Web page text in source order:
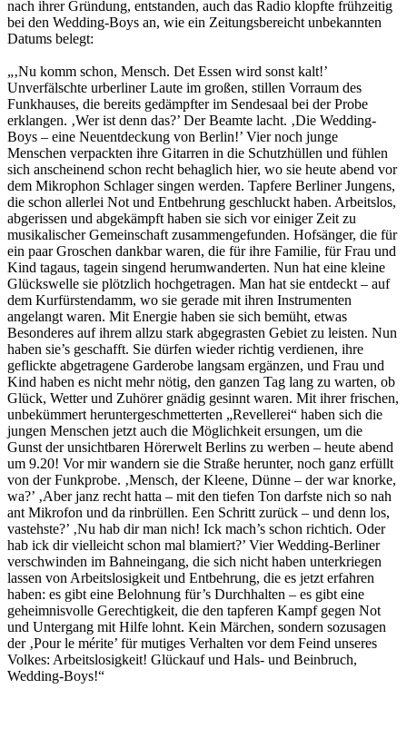
nach ihrer Gründung, entstanden, auch das Radio klopfte frühzeitig
bei den Wedding-Boys an, wie ein Zeitungsbereicht unbekannten
Datums belegt:
„‚Nu komm schon, Mensch. Det Essen wird sonst kalt!’
Unverfälschte urberliner Laute im großen, stillen Vorraum des
Funkhauses, die bereits gedämpfter im Sendesaal bei der Probe
erklangen. ‚Wer ist denn das?’ Der Beamte lacht. ‚Die Wedding-
Boys – eine Neuentdeckung von Berlin!’ Vier noch junge
Menschen verpackten ihre Gitarren in die Schutzhüllen und fühlen
sich anscheinend schon recht behaglich hier, wo sie heute abend vor
dem Mikrophon Schlager singen werden. Tapfere Berliner Jungens,
die schon allerlei Not und Entbehrung geschluckt haben. Arbeitslos,
abgerissen und abgekämpft haben sie sich vor einiger Zeit zu
musikalischer Gemeinschaft zusammengefunden. Hofsänger, die für
ein paar Groschen dankbar waren, die für ihre Familie, für Frau und
Kind tagaus, tagein singend herumwanderten. Nun hat eine kleine
Glückswelle sie plötzlich hochgetragen. Man hat sie entdeckt – auf
dem Kurfürstendamm, wo sie gerade mit ihren Instrumenten
angelangt waren. Mit Energie haben sie sich bemüht, etwas
Besonderes auf ihrem allzu stark abgegrasten Gebiet zu leisten. Nun
haben sie’s geschafft. Sie dürfen wieder richtig verdienen, ihre
geflickte abgetragene Garderobe langsam ergänzen, und Frau und
Kind haben es nicht mehr nötig, den ganzen Tag lang zu warten, ob
Glück, Wetter und Zuhörer gnädig gesinnt waren. Mit ihrer frischen,
unbekümmert heruntergeschmetterten „Revellerei“ haben sich die
jungen Menschen jetzt auch die Möglichkeit ersungen, um die
Gunst der unsichtbaren Hörerwelt Berlins zu werben – heute abend
um 9.20! Vor mir wandern sie die Straße herunter, noch ganz erfüllt
von der Funkprobe. ‚Mensch, der Kleene, Dünne – der war knorke,
wa?’ ‚Aber janz recht hatta – mit den tiefen Ton darfste nich so nah
ant Mikrofon und da rinbrüllen. Een Schritt zurück – und denn los,
vastehste?’ ‚Nu hab dir man nich! Ick mach’s schon richtich. Oder
hab ick dir vielleicht schon mal blamiert?’ Vier Wedding-Berliner
verschwinden im Bahneingang, die sich nicht haben unterkriegen
lassen von Arbeitslosigkeit und Entbehrung, die es jetzt erfahren
haben: es gibt eine Belohnung für’s Durchhalten – es gibt eine
geheimnisvolle Gerechtigkeit, die den tapferen Kampf gegen Not
und Untergang mit Hilfe lohnt. Kein Märchen, sondern sozusagen
der ‚Pour le mérite’ für mutiges Verhalten vor dem Feind unseres
Volkes: Arbeitslosigkeit! Glückauf und Hals- und Beinbruch,
Wedding-Boys!“